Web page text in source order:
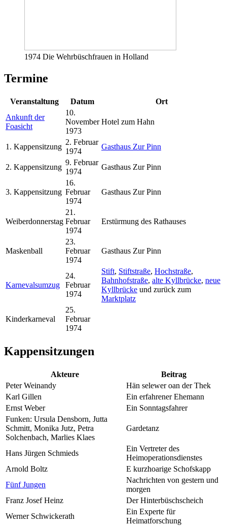
1974 Die Wehrbüschfrauen in Holland
Termine
Veranstaltung Datum
Ort
Ankunft der
Foasicht
10.
November
1973
Hotel zum Hahn
1. Kappensitzung
2. Februar
1974
Gasthaus Zur Pinn
2. Kappensitzung
9. Februar
1974
Gasthaus Zur Pinn
3. Kappensitzung
16.
Februar
1974
Gasthaus Zur Pinn
Weiberdonnerstag
21.
Februar
1974
Erstürmung des Rathauses
Maskenball
23.
Februar
1974
Gasthaus Zur Pinn
Karnevalsumzug
24.
Februar
1974
Stift, Stiftstraße, Hochstraße,
Bahnhofstraße, alte Kyllbrücke, neue
Kyllbrücke und zurück zum
Marktplatz
Kinderkarneval
25.
Februar
1974
Kappensitzungen
Akteure
Beitrag
Peter Weinandy
Hän selewer oan der Thek
Karl Gillen
Ein erfahrener Ehemann
Ernst Weber
Ein Sonntagsfahrer
Funken: Ursula Densborn, Jutta
Schmitt, Monika Jutz, Petra
Solchenbach, Marlies Klaes
Gardetanz
Hans Jürgen Schmieds
Ein Vertreter des
Heimoperationsdienstes
Arnold Boltz
E kurzhoarige Schofskapp
Fünf Jungen
Nachrichten von gestern und
morgen
Franz Josef Heinz
Der Hinterbüschscheich
Werner Schwickerath
Ein Experte für
Heimatforschung